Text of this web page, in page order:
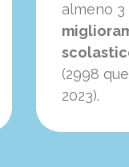
almeno
(2998
2023).